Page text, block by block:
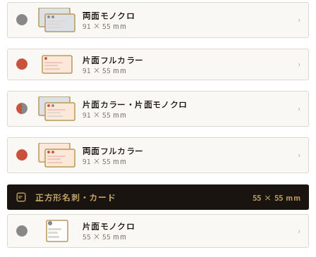
両面モノクロ
91 × 55 mm
›
片面フルカラー
91 × 55 mm
›
片面カラー・片面モノクロ
91 × 55 mm
›
両面フルカラー
91 × 55 mm
›
正方形名刺・カード 55 × 55 mm
片面モノクロ
55 × 55 mm
›